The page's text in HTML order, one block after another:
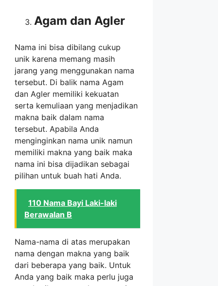
Agam dan Agler
Nama ini bisa dibilang cukup
unik karena memang masih
jarang yang menggunakan nama
tersebut. Di balik nama Agam
dan Agler memiliki kekuatan
serta kemuliaan yang menjadikan
makna baik dalam nama
tersebut. Apabila Anda
menginginkan nama unik namun
memiliki makna yang baik maka
nama ini bisa dijadikan sebagai
pilihan untuk buah hati Anda.
110 Nama Bayi Laki-laki
Berawalan B
Nama-nama di atas merupakan
nama dengan makna yang baik
dari beberapa yang baik. Untuk
Anda yang baik maka perlu juga